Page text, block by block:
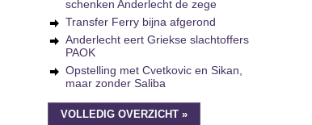
schenken Anderlecht de zege
Transfer Ferry bijna afgerond
Anderlecht eert Griekse slachtoffers
PAOK
Opstelling met Cvetkovic en Sikan,
maar zonder Saliba
VOLLEDIG OVERZICHT »